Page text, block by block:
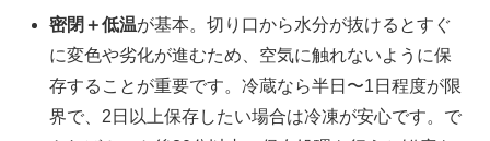
密閉＋低温が基本。切り口から水分が抜けるとすぐ
に変色や劣化が進むため、空気に触れないように保
存することが重要です。冷蔵なら半日〜1日程度が限
界で、2日以上保存したい場合は冷凍が安心です。で